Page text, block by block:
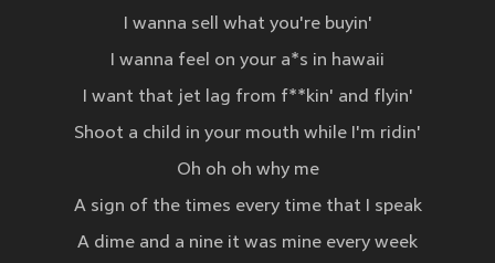
I wanna sell what you're buyin'
I wanna feel on your a*s in hawaii
I want that jet lag from f**kin' and flyin'
Shoot a child in your mouth while I'm ridin'
Oh oh oh why me
A sign of the times every time that I speak
A dime and a nine it was mine every week